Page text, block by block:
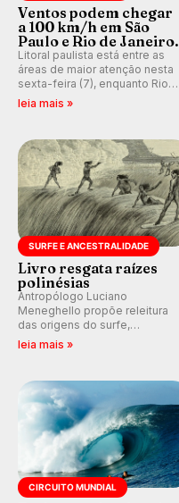
Ventos podem chegar
a 100 km/h em São
Paulo e Rio de Janeiro.
Litoral paulista está entre as
áreas de maior atenção nesta
sexta-feira (7), enquanto Rio
de Janeiro também recebe
km/h em Itanhaém.
leia mais »
SURFE E ANCESTRALIDADE
Livro resgata raízes
polinésias
Antropólogo Luciano
Meneghello propõe releitura
das origens do surfe,
resgatando a cultura polinésia
prática em esporte e indústria.
leia mais »
CIRCUITO MUNDIAL